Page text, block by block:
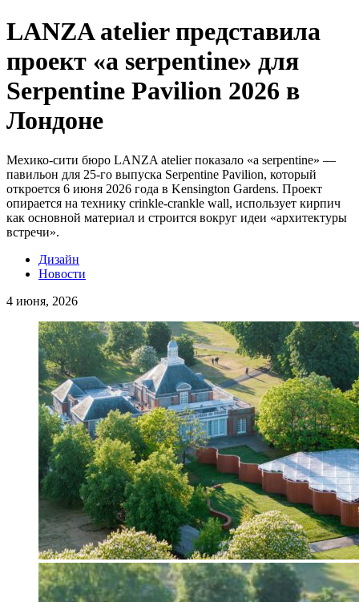
LANZA atelier представила
проект «a serpentine» для
Serpentine Pavilion 2026 в
Лондоне
Мехико-сити бюро LANZA atelier показало «a serpentine» —
павильон для 25-го выпуска Serpentine Pavilion, который
откроется 6 июня 2026 года в Kensington Gardens. Проект
опирается на технику crinkle-crankle wall, использует кирпич
как основной материал и строится вокруг идеи «архитектуры
встречи».
Дизайн
Новости
4 июня, 2026